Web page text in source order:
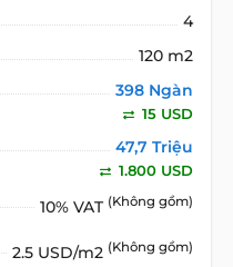
4
120 m2
398 Ngàn
15 USD
47,7 Triệu
1.800 USD
10% VAT (Không gồm)
2.5 USD/m2 (Không gồm)